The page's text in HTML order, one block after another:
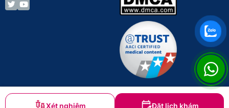
Xét nghiệm Đặt lịch khám